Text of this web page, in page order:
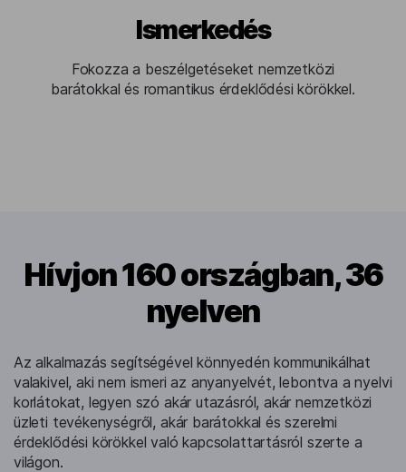
Ismerkedés
Fokozza a beszélgetéseket nemzetközi
barátokkal és romantikus érdeklődési körökkel.
Hívjon 160 országban, 36
nyelven
Az alkalmazás segítségével könnyedén kommunikálhat
valakivel, aki nem ismeri az anyanyelvét, lebontva a nyelvi
korlátokat, legyen szó akár utazásról, akár nemzetközi
üzleti tevékenységről, akár barátokkal és szerelmi
érdeklődési körökkel való kapcsolattartásról szerte a
világon.